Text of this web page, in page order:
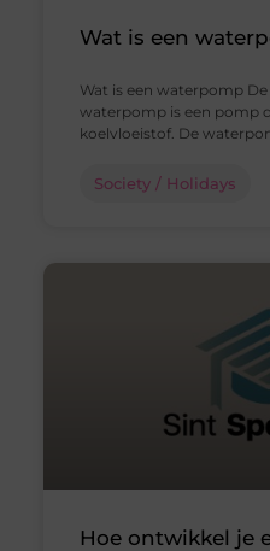
Wat is een
Wat is een waterpomp
waterpomp is een pomp
koelvloeistof. De
Society / Holidays
Hoe ontwikkel je